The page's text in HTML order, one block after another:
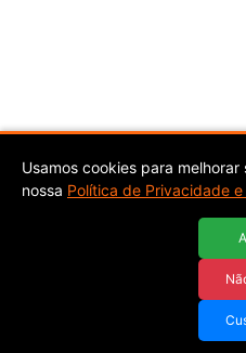
Usamos cookies para
nossa Política de Privacidade e